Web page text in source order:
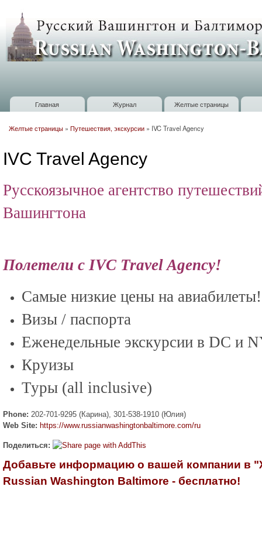
Russian
Washington
Baltimore
Главное меню
Главная Журнал Желтые страницы
Желтые страницы » Путешествия, экскурсии » IVC Travel Agency
IVC Travel Agency
Русскоязычное агентство
Вашингтона
Полетели с IVC Travel Agency!
Самые низкие цены на авиабилеты!
Визы / паспорта
Еженедельные экскурсии в DC и
Круизы
Туры (all inclusive)
Phone: 202-701-9295 (Карина), 301-538-1910 (Юлия)
Web Site: https://www.russianwashingtonbaltimore.com/ru
Поделиться:
Добавьте информацию о вашей компании в
Russian Washington Baltimore - бесплатно!